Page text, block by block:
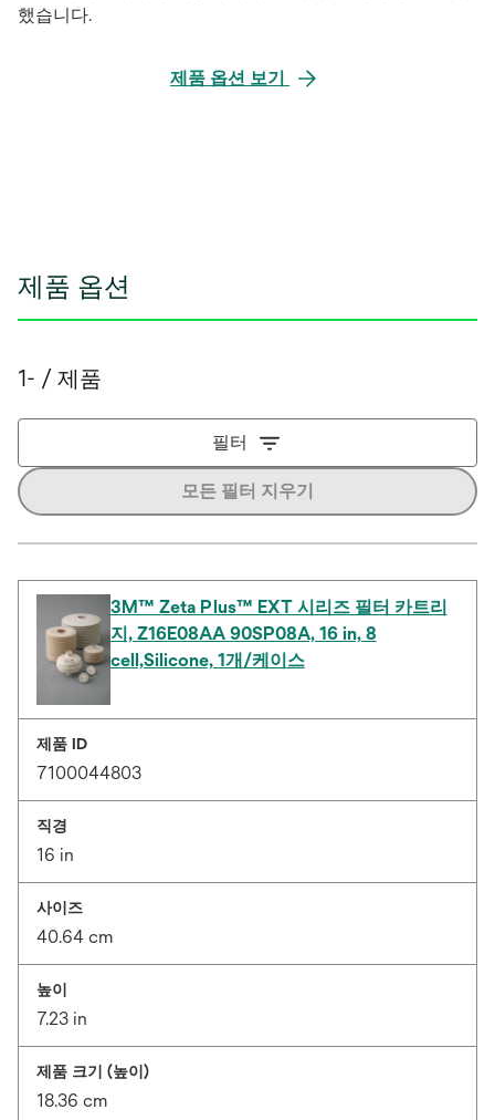
했습니다.
제품 옵션 보기
제품 옵션
1- / 제품
필터
모든 필터 지우기
3M™ Zeta Plus™ EXT 시리즈 필터 카트리
지, Z16E08AA 90SP08A, 16 in, 8
cell,Silicone, 1개/케이스
제품 ID
7100044803
직경
16 in
사이즈
40.64 cm
높이
7.23 in
제품 크기 (높이)
18.36 cm